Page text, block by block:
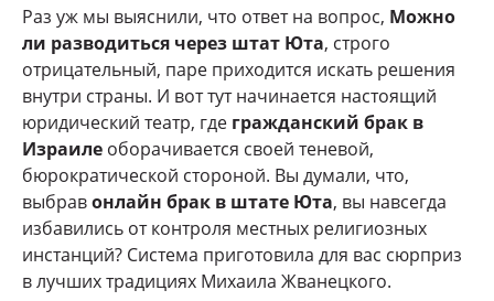
Раз уж мы выяснили, что ответ на вопрос, Можно
ли разводиться через штат Юта, строго
отрицательный, паре приходится искать решения
внутри страны. И вот тут начинается настоящий
юридический театр, где гражданский брак в
Израиле оборачивается своей теневой,
бюрократической стороной. Вы думали, что,
выбравонлайн брак в штате Юта, вы навсегда
избавились от контроля местных религиозных
инстанций? Система приготовила для вас сюрприз
в лучших традициях Михаила Жванецкого.